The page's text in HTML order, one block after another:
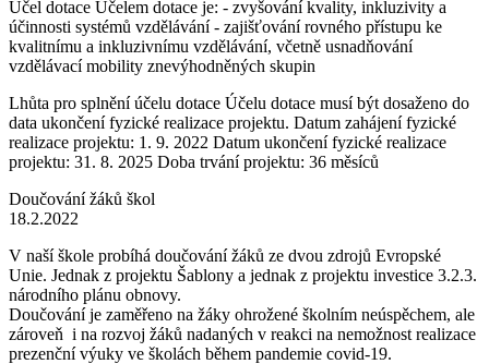
Účel dotace Účelem dotace je: - zvyšování kvality, inkluzivity a
účinnosti systémů vzdělávání - zajišťování rovného přístupu ke
kvalitnímu a inkluzivnímu vzdělávání, včetně usnadňování
vzdělávací mobility znevýhodněných skupin
Lhůta pro splnění účelu dotace Účelu dotace musí být dosaženo do
data ukončení fyzické realizace projektu. Datum zahájení fyzické
realizace projektu: 1. 9. 2022 Datum ukončení fyzické realizace
projektu: 31. 8. 2025 Doba trvání projektu: 36 měsíců
Doučování žáků škol
18.2.2022
V naší škole probíhá doučování žáků ze dvou zdrojů Evropské
Unie. Jednak z projektu Šablony a jednak z projektu investice 3.2.3.
národního plánu obnovy.
Doučování je zaměřeno na žáky ohrožené školním neúspěchem, ale
zároveň i na rozvoj žáků nadaných v reakci na nemožnost realizace
prezenční výuky ve školách během pandemie covid-19.